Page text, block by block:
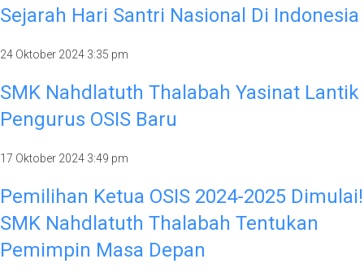
Sejarah Hari Santri Nasional Di Indonesia
24 Oktober 2024 3:35 pm
SMK Nahdlatuth Thalabah Yasinat Lantik
Pengurus OSIS Baru
17 Oktober 2024 3:49 pm
Pemilihan Ketua OSIS 2024-2025 Dimulai!
SMK Nahdlatuth Thalabah Tentukan
Pemimpin Masa Depan